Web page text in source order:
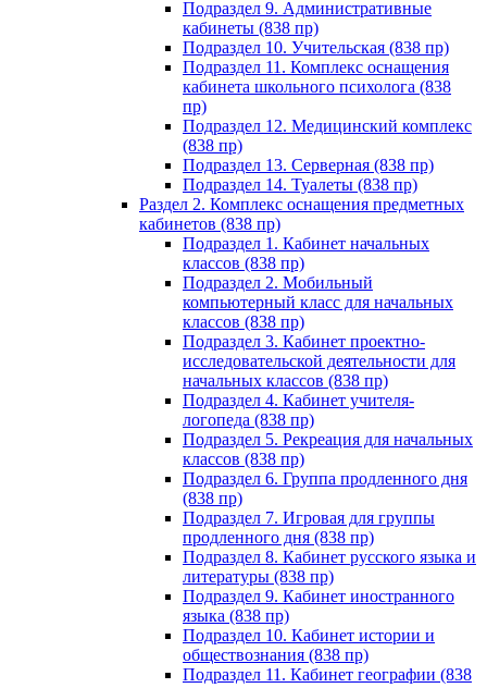
Подраздел 9. Административные
кабинеты (838 пр)
Подраздел 10. Учительская (838 пр)
Подраздел 11. Комплекс оснащения
кабинета школьного психолога (838
пр)
Подраздел 12. Медицинский комплекс
(838 пр)
Подраздел 13. Серверная (838 пр)
Подраздел 14. Туалеты (838 пр)
Раздел 2. Комплекс оснащения предметных
кабинетов (838 пр)
Подраздел 1. Кабинет начальных
классов (838 пр)
Подраздел 2. Мобильный
компьютерный класс для начальных
классов (838 пр)
Подраздел 3. Кабинет проектно-
исследовательской деятельности для
начальных классов (838 пр)
Подраздел 4. Кабинет учителя-
логопеда (838 пр)
Подраздел 5. Рекреация для начальных
классов (838 пр)
Подраздел 6. Группа продленного дня
(838 пр)
Подраздел 7. Игровая для группы
продленного дня (838 пр)
Подраздел 8. Кабинет русского языка и
литературы (838 пр)
Подраздел 9. Кабинет иностранного
языка (838 пр)
Подраздел 10. Кабинет истории и
обществознания (838 пр)
Подраздел 11. Кабинет географии (838